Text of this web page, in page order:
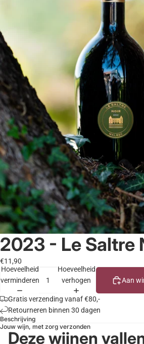
2023 - Le Saltre
€11,90
Hoeveelheid
verminderen
Hoeveelheid
verhogen
Aan
Gratis verzending vanaf €80,-
Retourneren binnen 30 dagen
Beschrijving
Jouw wijn, met zorg verzonden
Deze wijnen